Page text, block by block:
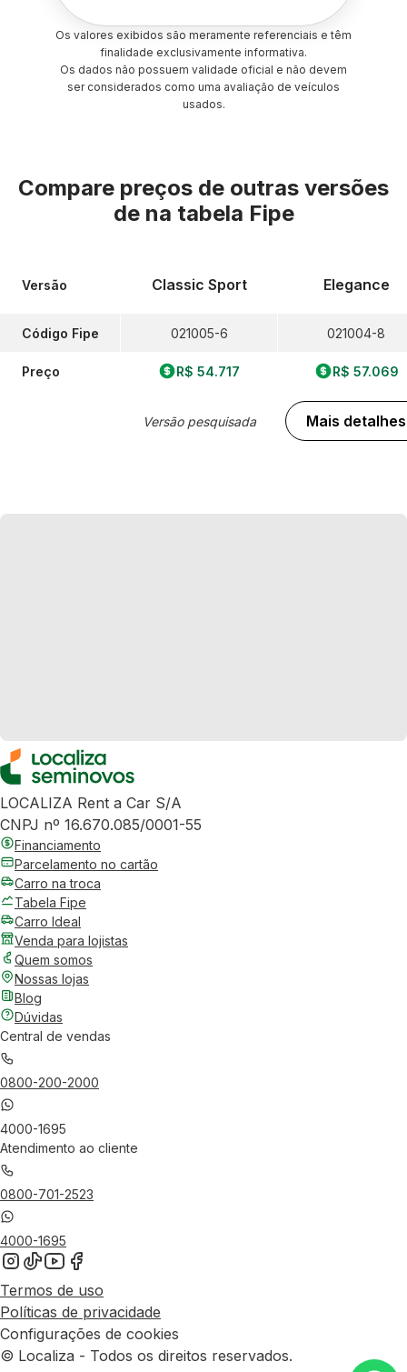
Os valores exibidos são meramente referenciais e têm
finalidade exclusivamente informativa.
Os dados não possuem validade oficial e não devem
ser considerados como uma avaliação de veículos
usados.
Compare preços de outras versões
de na tabela Fipe
Versão
Código Fipe
Preço
Classic Sport
021005-6
R$ 54.717
Versão pesquisada
Elegance
021004-8
R$ 57.069
Mais detalhes
LOCALIZA Rent a Car S/A
CNPJ nº 16.670.085/0001-55
Financiamento
Parcelamento no cartão
Carro na troca
Tabela Fipe
Carro Ideal
Venda para lojistas
Quem somos
Nossas lojas
Blog
Dúvidas
Central de vendas
0800-200-2000
4000-1695
Atendimento ao cliente
0800-701-2523
4000-1695
Termos de uso
Políticas de privacidade
Configurações de cookies
© Localiza - Todos os direitos reservados.